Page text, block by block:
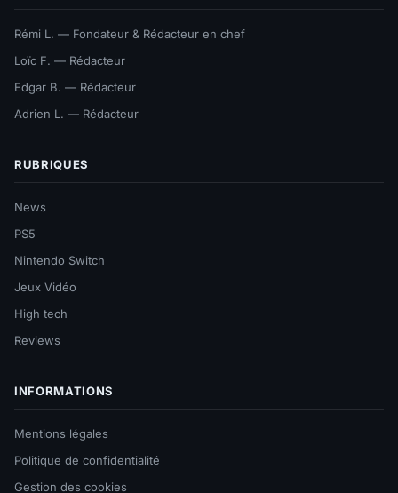
Rémi L. — Fondateur & Rédacteur en chef
Loïc F. — Rédacteur
Edgar B. — Rédacteur
Adrien L. — Rédacteur
RUBRIQUES
News
PS5
Nintendo Switch
Jeux Vidéo
High tech
Reviews
INFORMATIONS
Mentions légales
Politique de confidentialité
Gestion des cookies